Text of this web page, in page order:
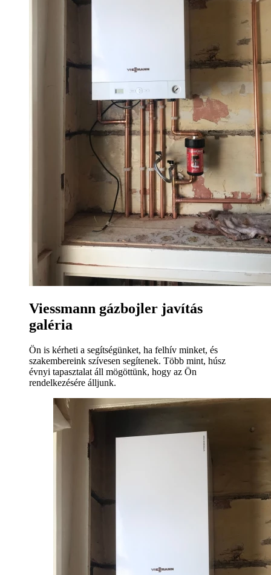
Viessmann gázbojler javítás
galéria
Ön is kérheti a segítségünket, ha felhív minket, és
szakembereink szívesen segítenek. Több mint, húsz
évnyi tapasztalat áll mögöttünk, hogy az Ön
rendelkezésére álljunk.